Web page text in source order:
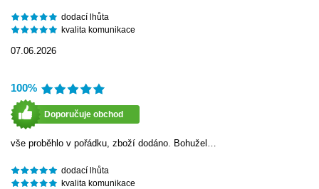
dodací lhůta
kvalita komunikace
07.06.2026
100%
Doporučuje obchod
vše proběhlo v pořádku, zboží dodáno. Bohužel…
dodací lhůta
kvalita komunikace